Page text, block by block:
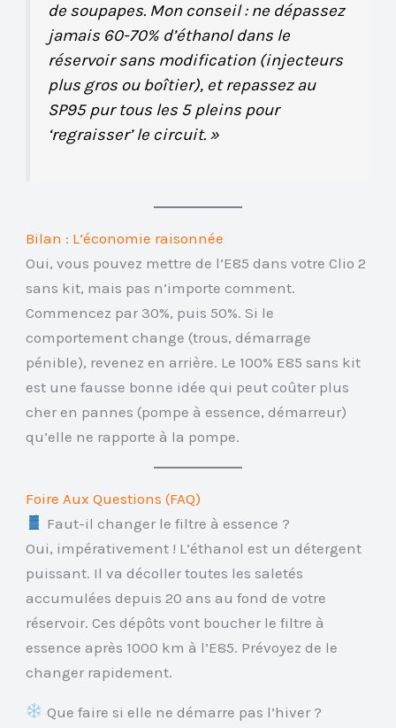
de soupapes. Mon conseil : ne dépassez
jamais 60-70% d’éthanol dans le
réservoir sans modification (injecteurs
plus gros ou boîtier), et repassez au
SP95 pur tous les 5 pleins pour
‘regraisser’ le circuit. »
Bilan : L’économie raisonnée
Oui, vous pouvez mettre de l’E85 dans votre Clio 2
sans kit, mais pas n’importe comment.
Commencez par 30%, puis 50%. Si le
comportement change (trous, démarrage
pénible), revenez en arrière. Le 100% E85 sans kit
est une fausse bonne idée qui peut coûter plus
cher en pannes (pompe à essence, démarreur)
qu’elle ne rapporte à la pompe.
Foire Aux Questions (FAQ)
Faut-il changer le filtre à essence ?
Oui, impérativement ! L’éthanol est un détergent
puissant. Il va décoller toutes les saletés
accumulées depuis 20 ans au fond de votre
réservoir. Ces dépôts vont boucher le filtre à
essence après 1000 km à l’E85. Prévoyez de le
changer rapidement.
Que faire si elle ne démarre pas l’hiver ?